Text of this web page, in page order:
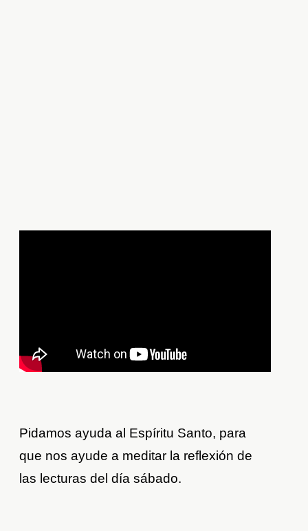
Pidamos ayuda al Espíritu Santo, para
que nos ayude a meditar la reflexión de
las lecturas del día sábado.